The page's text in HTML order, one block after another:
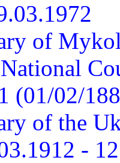
of
(01/02/
of the
-